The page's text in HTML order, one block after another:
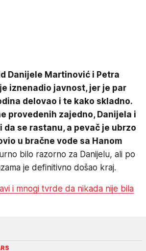
Danijele Martinović i Petra
iznenadio javnost, jer je par
delovao i te kako skladno.
provedenih zajedno, Danijela i
da se rastanu, a pevač je ubrzo
u bračne vode sa Hanom
bilo razorno za Danijelu, ali po
je definitivno došao kraj.
i mnogi tvrde da nikada nije bila